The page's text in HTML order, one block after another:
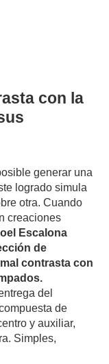
con la
generar una
logrado simula
otra. Cuando
creaciones
Escalona
de
contrasta con
del
de
y auxiliar,
Simples,